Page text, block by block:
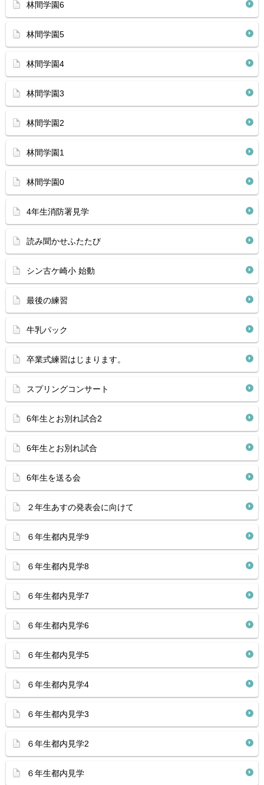
林間学園6
林間学園5
林間学園4
林間学園3
林間学園2
林間学園1
林間学園0
4年生消防署見学
読み聞かせふたたび
シン古ケ崎小 始動
最後の練習
牛乳パック
卒業式練習はじまります。
スプリングコンサート
6年生とお別れ試合2
6年生とお別れ試合
6年生を送る会
２年生あすの発表会に向けて
６年生都内見学9
６年生都内見学8
６年生都内見学7
６年生都内見学6
６年生都内見学5
６年生都内見学4
６年生都内見学3
６年生都内見学2
６年生都内見学